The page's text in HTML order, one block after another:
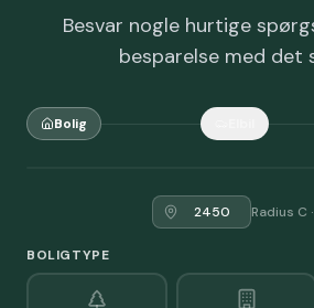
Besvar nogle hurtige
besparelse med det
Bolig
Radius C ·
BOLIGTYPE